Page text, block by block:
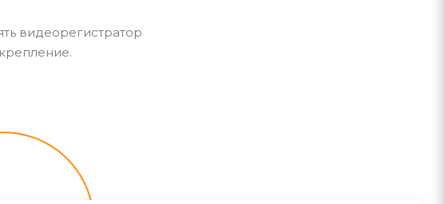
видеорегистратор